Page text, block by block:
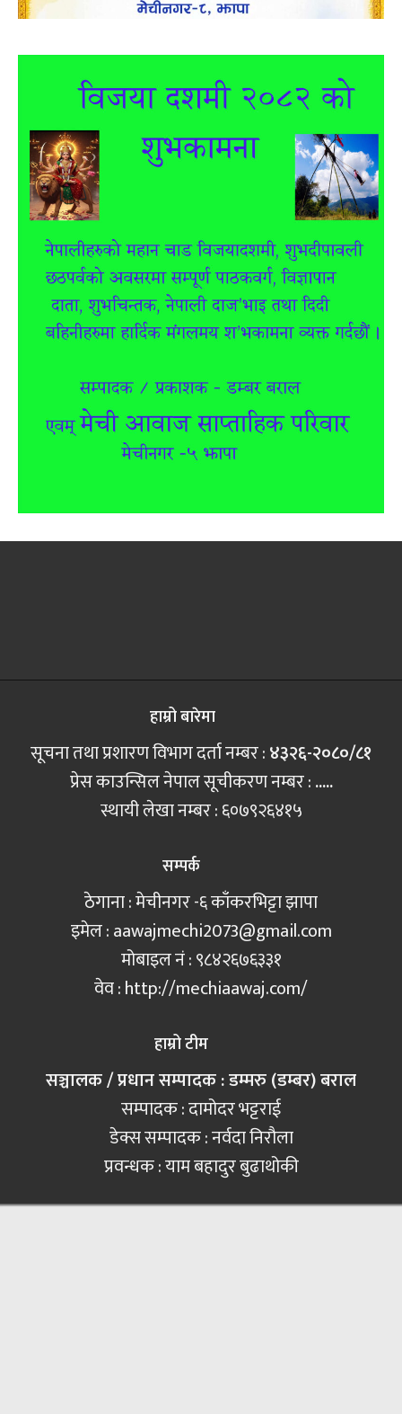
हाम्रो बारेमा
सूचना तथा प्रशारण विभाग दर्ता नम्बर :४३२६-२०८०/८१
प्रेस काउन्सिल नेपाल सूचीकरण नम्बर :.....
स्थायी लेखा नम्बर : ६०७९२६४१५
सम्पर्क
ठेगाना : मेचीनगर -६ काँकरभिट्टा झापा
इमेल :aawajmechi2073@gmail.com
मोबाइल नं‍ : ९८४२६७६३३१
वेव : http://mechiaawaj.com/
हाम्रो टीम
सञ्चालक / प्रधान सम्पादक : डम्मरु (डम्बर) बराल
सम्पादक : दामोदर भट्टराई
डेक्स सम्पादक : नर्वदा निरौला
प्रवन्धक : याम बहादुर बुढाथोकी